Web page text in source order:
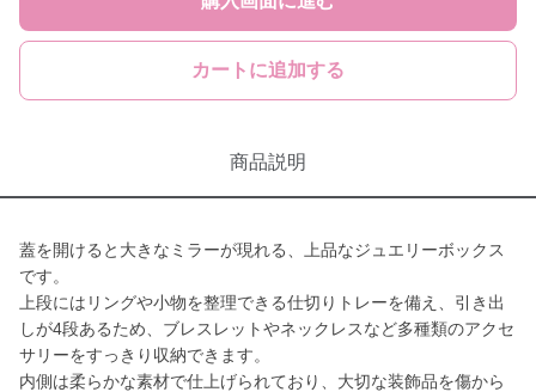
カートに追加する
商品説明
蓋を開けると大きなミラーが現れる、上品なジュエリーボックス
です。
上段にはリングや小物を整理できる仕切りトレーを備え、引き出
しが4段あるため、ブレスレットやネックレスなど多種類のアクセ
サリーをすっきり収納できます。
内側は柔らかな素材で仕上げられており、大切な装飾品を傷から